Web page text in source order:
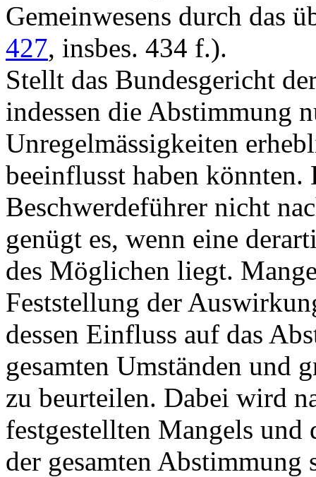
Gemeinwesens durch das
427, insbes. 434 f.).
Stellt das Bundesgericht
indessen die Abstimmung
Unregelmässigkeiten
beeinflusst haben
Beschwerdeführer nicht
genügt es, wenn eine
des Möglichen liegt.
Feststellung der
dessen Einfluss auf das
gesamten Umständen
zu beurteilen. Dabei wird
festgestellten Mangels und
der gesamten Abstimmung